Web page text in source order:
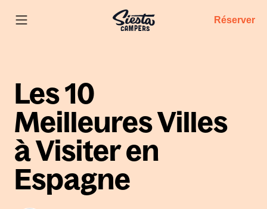
Réserver
Les 10
Meilleures Villes
à Visiter en
Espagne